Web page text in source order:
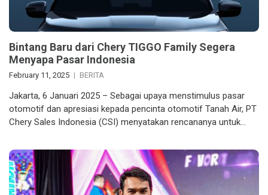
Bintang Baru dari Chery TIGGO Family Segera
Menyapa Pasar Indonesia
February 11, 2025 BERITA
Jakarta, 6 Januari 2025 – Sebagai upaya menstimulus pasar
otomotif dan apresiasi kepada pencinta otomotif Tanah Air, PT
Chery Sales Indonesia (CSI) menyatakan rencananya untuk…